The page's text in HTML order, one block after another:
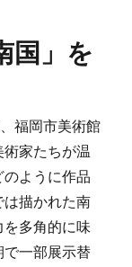
国」を
福岡市美術館
家たちが温
ように作品
は描かれた南
多角的に味
で一部展示替